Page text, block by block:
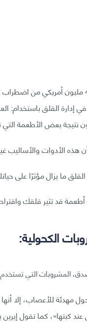
يعاني نحو 40 مليون أمريكي
إدارة القلق باستخدام:
نتيجة بعض الأطعمة التي
هذه الأدوات
القلق ما يزال مؤثرًا على
أطعمة قد تثير قلقك
المشروبات التي تستخدم
مهدئة للأعصاب، إلا
كبتها»، كما تقول